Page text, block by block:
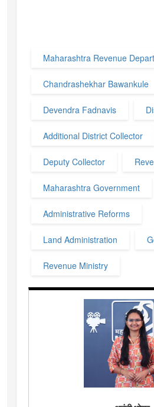
Maharashtra Revenue
Chandrashekhar Bawankule
Devendra Fadnavis
Additional District Collector
Deputy Collector
Maharashtra Government
Administrative Reforms
Land Administration
Revenue Ministry